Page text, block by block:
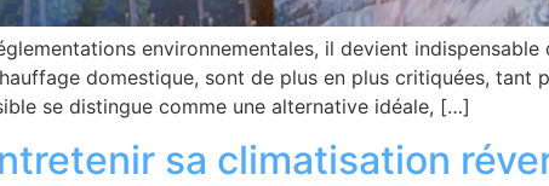
environnementales, il devient
domestique, sont de plus en plus critiquées, tant
se distingue comme une alternative idéale, […]
sa climatisation